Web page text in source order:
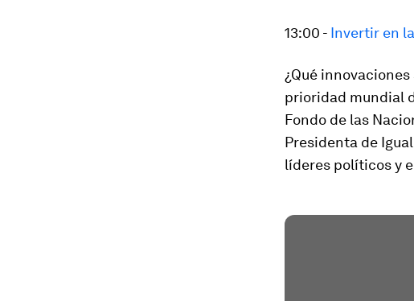
13:00 - Invertir en
¿Qué
prioridad mundial
Fondo de las
Presidenta de
líderes políticos y